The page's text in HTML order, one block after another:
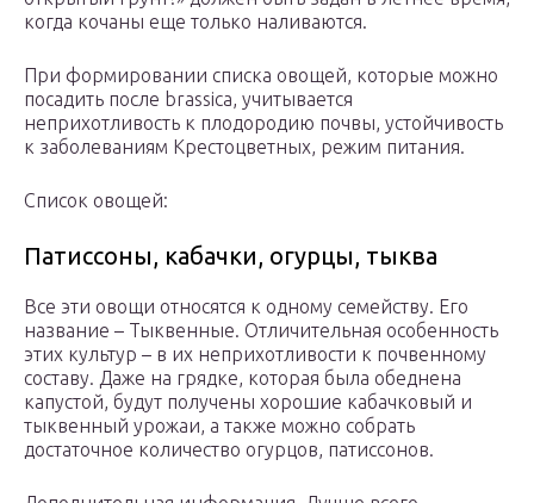
когда кочаны еще только наливаются.
При формировании списка овощей, которые можно
посадить после brassica, учитывается
неприхотливость к плодородию почвы, устойчивость
к заболеваниям Крестоцветных, режим питания.
Список овощей:
Патиссоны, кабачки, огурцы, тыква
Все эти овощи относятся к одному семейству. Его
название – Тыквенные. Отличительная особенность
этих культур – в их неприхотливости к почвенному
составу. Даже на грядке, которая была обеднена
капустой, будут получены хорошие кабачковый и
тыквенный урожаи, а также можно собрать
достаточное количество огурцов, патиссонов.